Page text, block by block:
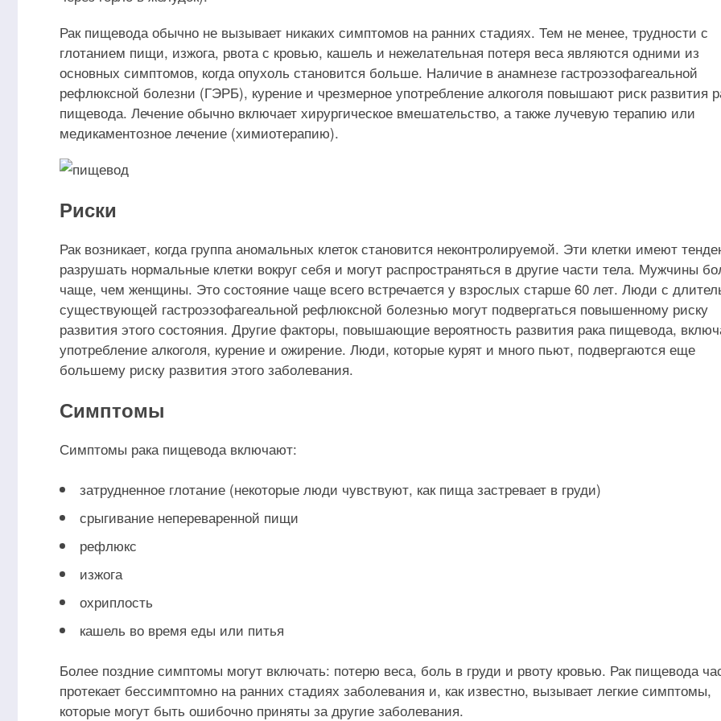
Рак пищевода обычно не вызывает никаких симптомов на ранних стадиях. Тем не менее, трудности с
глотанием пищи, изжога, рвота с кровью, кашель и нежелательная потеря веса являются одними из
основных симптомов, когда опухоль становится больше. Наличие в анамнезе гастроэзофагеальной
рефлюксной болезни (ГЭРБ), курение и чрезмерное употребление алкоголя повышают риск развития
пищевода. Лечение обычно включает хирургическое вмешательство, а также лучевую терапию или
медикаментозное лечение (химиотерапию).
Риски
Рак возникает, когда группа аномальных клеток становится неконтролируемой. Эти клетки имеют
разрушать нормальные клетки вокруг себя и могут распространяться в другие части тела. Мужчины
чаще, чем женщины. Это состояние чаще всего встречается у взрослых старше 60 лет. Люди с
существующей гастроэзофагеальной рефлюксной болезнью могут подвергаться повышенному риску
развития этого состояния. Другие факторы, повышающие вероятность развития рака пищевода,
употребление алкоголя, курение и ожирение. Люди, которые курят и много пьют, подвергаются еще
большему риску развития этого заболевания.
Симптомы
Симптомы рака пищевода включают:
затрудненное глотание (некоторые люди чувствуют, как пища застревает в груди)
срыгивание непереваренной пищи
рефлюкс
изжога
охриплость
кашель во время еды или питья
Более поздние симптомы могут включать: потерю веса, боль в груди и рвоту кровью. Рак пищевода
протекает бессимптомно на ранних стадиях заболевания и, как известно, вызывает легкие симптомы,
которые могут быть ошибочно приняты за другие заболевания.